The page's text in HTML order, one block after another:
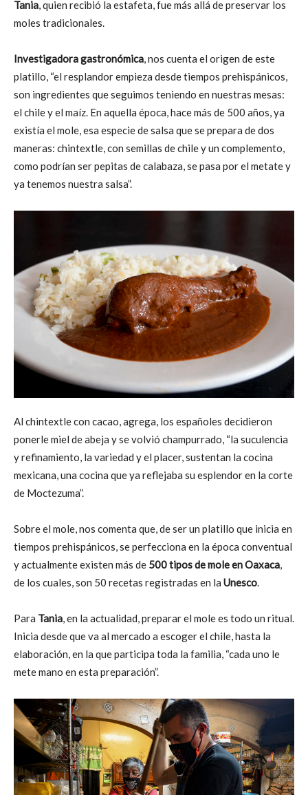
Tania , quien recibió la estafeta, fue más allá de preservar los
moles tradicionales.
Investigadora gastronómica , nos cuenta el origen de este
platillo, “el resplandor empieza desde tiempos prehispánicos,
son ingredientes que seguimos teniendo en nuestras mesas:
el chile y el maíz. En aquella época, hace más de 500 años, ya
existía el mole, esa especie de salsa que se prepara de dos
maneras: chintextle, con semillas de chile y un complemento,
como podrían ser pepitas de calabaza, se pasa por el metate y
ya tenemos nuestra salsa”.
Al chintextle con cacao, agrega, los españoles decidieron
ponerle miel de abeja y se volvió champurrado, “la suculencia
y refinamiento, la variedad y el placer, sustentan la cocina
mexicana, una cocina que ya reflejaba su esplendor en la corte
de Moctezuma”.
Sobre el mole, nos comenta que, de ser un platillo que inicia en
tiempos prehispánicos, se perfecciona en la época conventual
y actualmente existen más de 500 tipos de mole en Oaxaca
de los cuales, son 50 recetas registradas en la Unesco
Para Tania , en la actualidad, preparar el mole es todo un ritual.
Inicia desde que va al mercado a escoger el chile, hasta la
elaboración, en la que participa toda la familia, “cada uno le
mete mano en esta preparación”.